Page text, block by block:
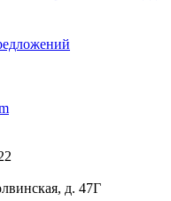
д. 47Г